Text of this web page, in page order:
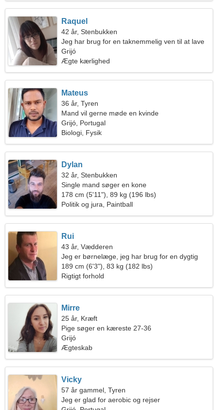
Raquel
42 år, Stenbukken
Jeg har brug for en taknemmelig ven til at lave
mad sammen
Grijó
Ægte kærlighed
Mateus
36 år, Tyren
Mand vil gerne møde en kvinde
Grijó, Portugal
Biologi, Fysik
Dylan
32 år, Stenbukken
Single mand søger en kone
178 cm (5'11"), 89 kg (196 lbs)
Politik og jura, Paintball
Rui
43 år, Vædderen
Jeg er børnelæge, jeg har brug for en dygtig
kvinde
189 cm (6'3"), 83 kg (182 lbs)
Rigtigt forhold
Mirre
25 år, Kræft
Pige søger en kæreste 27-36
Grijó
Ægteskab
Vicky
57 år gammel, Tyren
Jeg er glad for aerobic og rejser